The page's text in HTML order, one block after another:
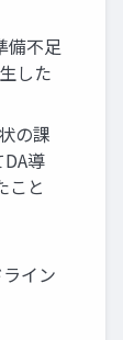
備不足
した
の課
導
こと
イン